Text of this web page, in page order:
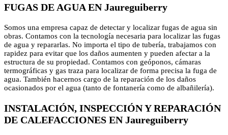
FUGAS DE AGUA EN Jaureguiberry
Somos una empresa capaz de detectar y localizar fugas de agua sin
obras. Contamos con la tecnología necesaria para localizar las fugas
de agua y repararlas. No importa el tipo de tubería, trabajamos con
rapidez para evitar que los daños aumenten y pueden afectar a la
estructura de su propiedad. Contamos con geóponos, cámaras
termográficas y gas traza para localizar de forma precisa la fuga de
agua. También hacernos cargo de la reparación de los daños
ocasionados por el agua (tanto de fontanería como de albañilería).
INSTALACIÓN, INSPECCIÓN Y REPARACIÓN
DE CALEFACCIONES EN Jaureguiberry